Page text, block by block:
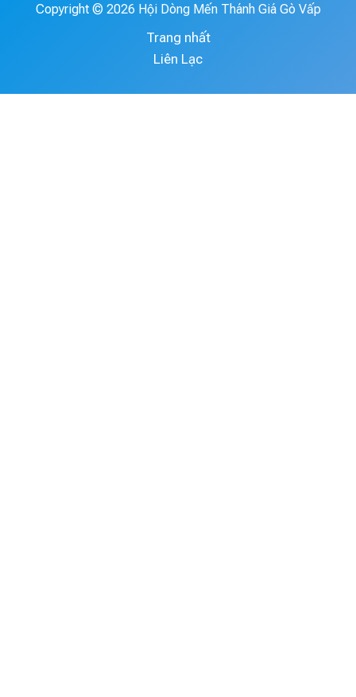
Copyright © 2026 Hội Dòng Mến Thánh Giá Gò Vấp
Trang nhất
Liên Lạc